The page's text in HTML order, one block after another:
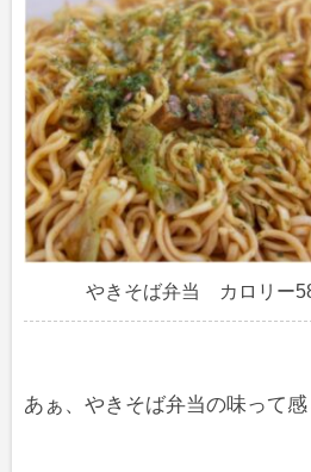
やきそば弁当 カロリー
あぁ、やきそば弁当の味って感